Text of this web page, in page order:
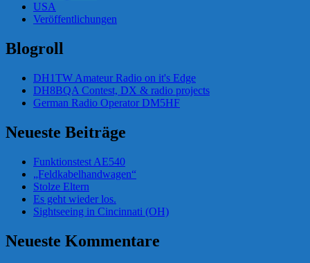
USA
Veröffentlichungen
Blogroll
DH1TW Amateur Radio on it's Edge
DH8BQA Contest, DX & radio projects
German Radio Operator DM5HF
Neueste Beiträge
Funktionstest AE540
„Feldkabelhandwagen“
Stolze Eltern
Es geht wieder los.
Sightseeing in Cincinnati (OH)
Neueste Kommentare